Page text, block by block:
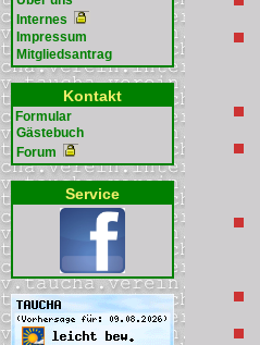
Internes
Impressum
Mitgliedsantrag
Kontakt
Formular
Gästebuch
Forum
Service